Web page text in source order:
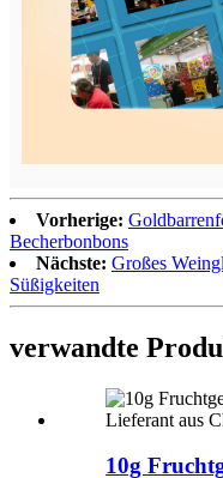
Vorherige:
Becherbonbons
Nächste: Großes
Süßigkeiten
verwandte
10g